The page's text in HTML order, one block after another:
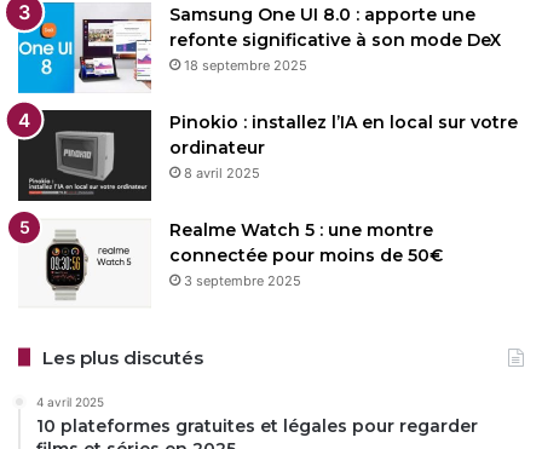
Samsung One UI 8.0 : apporte une
refonte significative à son mode DeX
18 septembre 2025
Pinokio : installez l’IA en local sur votre
ordinateur
8 avril 2025
Realme Watch 5 : une montre
connectée pour moins de 50€
3 septembre 2025
Les plus discutés
4 avril 2025
10 plateformes gratuites et légales pour regarder